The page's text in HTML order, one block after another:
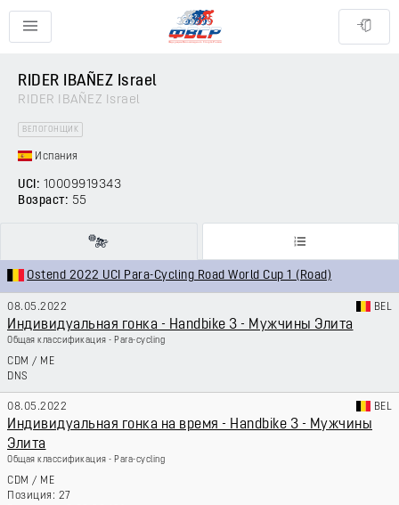
RIDER IBAÑEZ Israel
RIDER IBAÑEZ Israel
ВЕЛОГОНЩИК
Испания
UCI: 10009919343
Возраст: 55
Ostend 2022 UCI Para-Cycling Road World Cup 1 (Road)
08.05.2022 BEL
Индивидуальная гонка - Handbike 3 - Мужчины Элита
Общая классификация - Para-cycling
CDM / ME
DNS
08.05.2022 BEL
Индивидуальная гонка на время - Handbike 3 - Мужчины
Элита
Общая классификация - Para-cycling
CDM / ME
27